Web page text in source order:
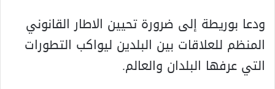
ودعا بوريطة إلى ضرورة تحيين الاطار القانوني
المنظم للعلاقات بين البلدين ليواكب التطورات
التي عرفها البلدان والعالم.